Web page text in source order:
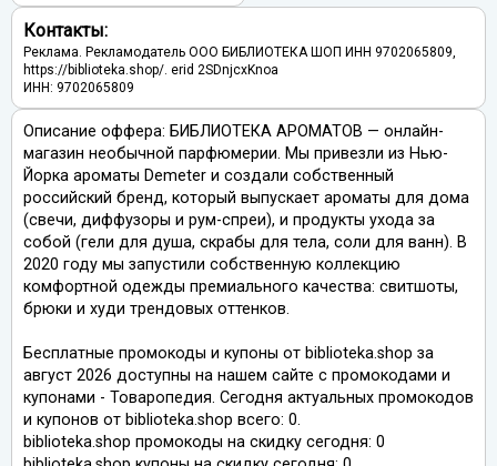
Контакты:
Реклама. Рекламодатель ООО БИБЛИОТЕКА ШОП ИНН 9702065809,
https://biblioteka.shop/. erid 2SDnjcxKnoa
ИНН: 9702065809
Описание оффера: БИБЛИОТЕКА АРОМАТОВ — онлайн-
магазин необычной парфюмерии. Мы привезли из Нью-
Йорка ароматы Demeter и создали собственный
российский бренд, который выпускает ароматы для дома
(свечи, диффузоры и рум-спреи), и продукты ухода за
собой (гели для душа, скрабы для тела, соли для ванн). В
2020 году мы запустили собственную коллекцию
комфортной одежды премиального качества: свитшоты,
брюки и худи трендовых оттенков.
Бесплатные промокоды и купоны от biblioteka.shop за
август 2026 доступны на нашем сайте с промокодами и
купонами - Товаропедия. Сегодня актуальных промокодов
и купонов от biblioteka.shop всего: 0.
biblioteka.shop промокоды на скидку сегодня: 0